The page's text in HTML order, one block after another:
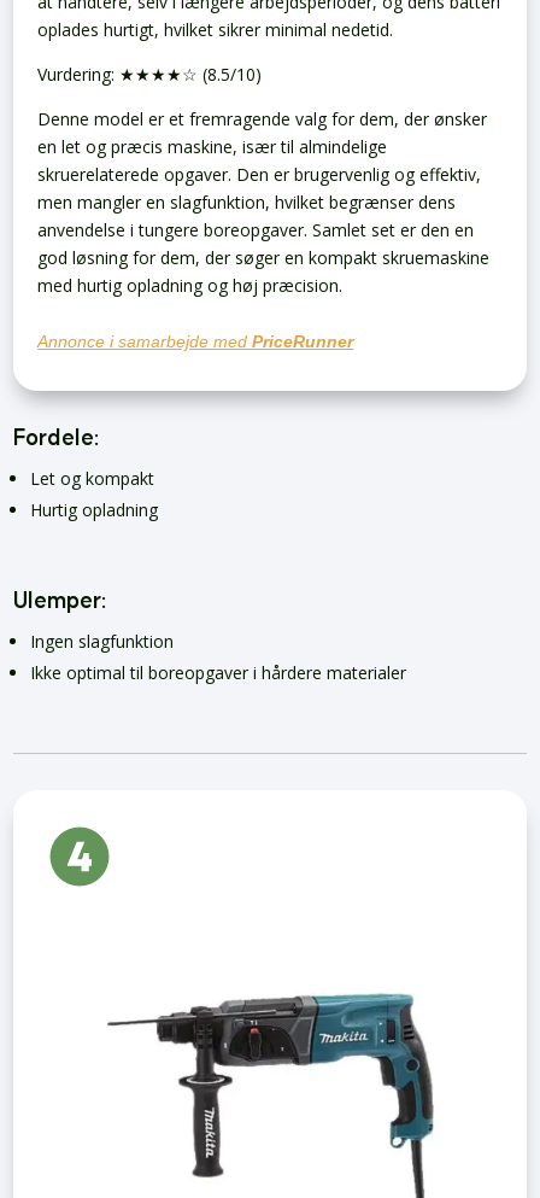
oplades hurtigt, hvilket sikrer minimal nedetid.
Vurdering: ★★★★☆ (8.5/10)
Denne model er et fremragende valg for dem, der ønsker
en let og præcis maskine, især til almindelige
skruerelaterede opgaver. Den er brugervenlig og effektiv,
men mangler en slagfunktion, hvilket begrænser dens
anvendelse i tungere boreopgaver. Samlet set er den en
god løsning for dem, der søger en kompakt skruemaskine
med hurtig opladning og høj præcision.
Annonce i samarbejde medPriceRunner
Fordele:
Let og kompakt
Hurtig opladning
Ulemper:
Ingen slagfunktion
Ikke optimal til boreopgaver i hårdere materialer